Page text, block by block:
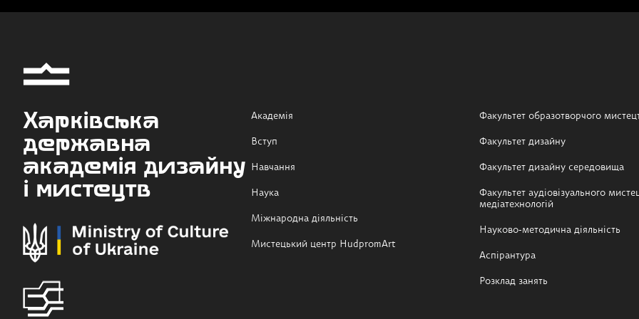
Харківська
державна
академія дизайну
і мистецтв
Академія
Вступ
Навчання
Наука
Міжнародна діяльність
Мистецький центр HudpromArt
Факультет образотворчого
Факультет дизайну
Факультет дизайну середовища
Факультет аудіовізуального
медіатехнологій
Науково-методична діяльність
Аспірантура
Розклад занять